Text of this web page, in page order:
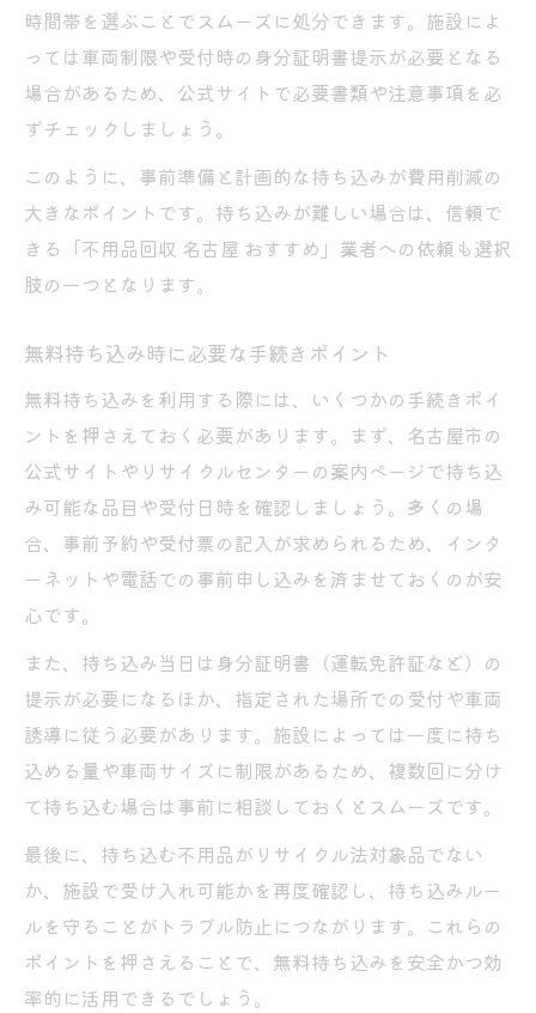
時間帯を選ぶことでスムーズに処分できます。施設によ
っては車両制限や受付時の身分証明書提示が必要となる
場合があるため、公式サイトで必要書類や注意事項を必
ずチェックしましょう。
このように、事前準備と計画的な持ち込みが費用削減の
大きなポイントです。持ち込みが難しい場合は、信頼で
きる「不用品回収 名古屋 おすすめ」業者への依頼も選択
肢の一つとなります。
無料持ち込み時に必要な手続きポイント
無料持ち込みを利用する際には、いくつかの手続きポイ
ントを押さえておく必要があります。まず、名古屋市の
公式サイトやリサイクルセンターの案内ページで持ち込
み可能な品目や受付日時を確認しましょう。多くの場
合、事前予約や受付票の記入が求められるため、インタ
ーネットや電話での事前申し込みを済ませておくのが安
心です。
また、持ち込み当日は身分証明書（運転免許証など）の
提示が必要になるほか、指定された場所での受付や車両
誘導に従う必要があります。施設によっては一度に持ち
込める量や車両サイズに制限があるため、複数回に分け
て持ち込む場合は事前に相談しておくとスムーズです。
最後に、持ち込む不用品がリサイクル法対象品でない
か、施設で受け入れ可能かを再度確認し、持ち込みルー
ルを守ることがトラブル防止につながります。これらの
ポイントを押さえることで、無料持ち込みを安全かつ効
率的に活用できるでしょう。